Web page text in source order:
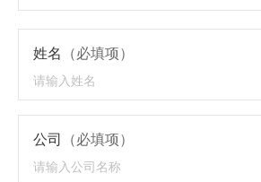
姓名 （必填项）
公司 （必填项）